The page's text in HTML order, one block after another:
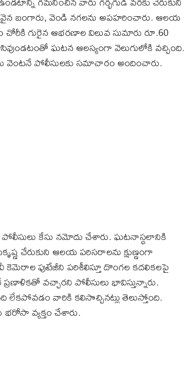
బంగారు, వెండి నగలను అపహరించారు. ఆలయ
చోరీకి గురైన ఆభరణాల విలువ సుమారు రూ.60
ఘటన ఆలస్యంగా వెలుగులోకి వచ్చింది.
వెంటనే పోలీసులకు సమాచారం అందించారు.
పోలీసులు కేసు నమోదు చేశారు. ఘటనాస్థలానికి
చేరుకుని ఆలయ పరిసరాలను క్షుణ్ణంగా
కెమెరాల ఫుటేజీని పరిశీలిస్తూ దొంగల కదలికలపై
వచ్చారని పోలీసులు భావిస్తున్నారు.
వారికి కలిసొచ్చినట్లు తెలుస్తోంది.
భరోసా వ్యక్తం చేశారు.